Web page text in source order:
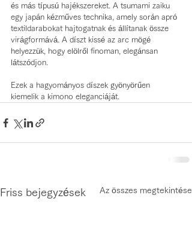
és más típusú hajékszereket. A tsumami zaiku
egy japán kézműves technika, amely során apró
textildarabokat hajtogatnak és állítanak össze
virágformává. A díszt kissé az arc mögé
helyezzük, hogy elölről finoman, elegánsan
látszódjon.
Ezek a hagyományos díszek gyönyörűen
kiemelik a kimono eleganciáját.
Friss bejegyzések Az összes megtekintése